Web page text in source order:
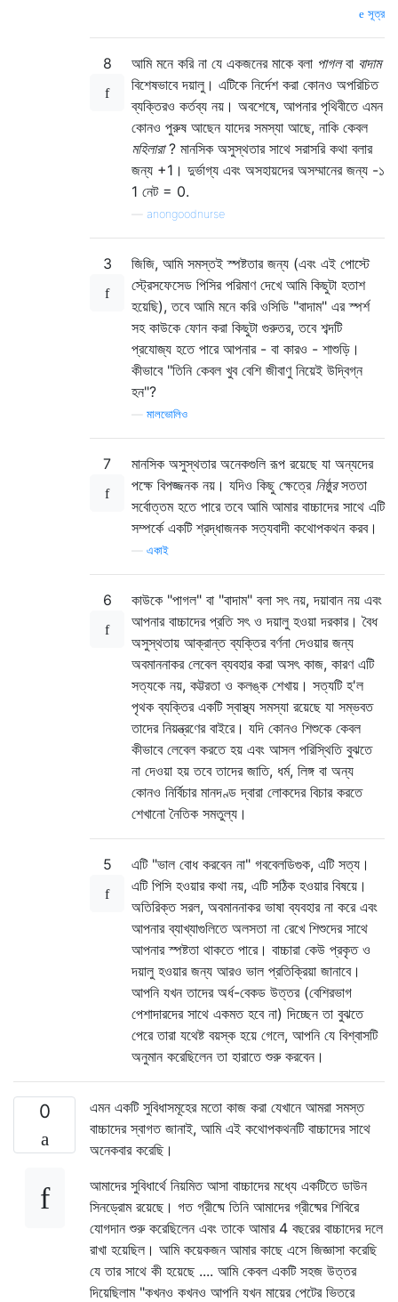
সূত্র
8 আমি মনে করি না যে একজনের মাকে বলা পাগলবা বাদাম
বিশেষভাবে দয়ালু। এটিকে নির্দেশ করা কোনও অপরিচিত
ব্যক্তিরও কর্তব্য নয়। অবশেষে, আপনার পৃথিবীতে এমন
কোনও পুরুষ আছেন যাদের সমস্যা আছে, নাকি কেবল
মহিলারা? মানসিক অসুস্থতার সাথে সরাসরি কথা বলার
জন্য +1। দুর্ভাগ্য এবং অসহায়দের অসম্মানের জন্য -১
1 নেট = 0.
anongoodnurse
3
জিজি, আমি সমস্তই স্পষ্টতার জন্য (এবং এই পোস্টে
স্ট্রেসফেসেড পিসির পরিমাণ দেখে আমি কিছুটা হতাশ
হয়েছি), তবে আমি মনে করি ওসিডি "বাদাম" এর স্পর্শ
সহ কাউকে ফোন করা কিছুটা গুরুতর, তবে শব্দটি
প্রযোজ্য হতে পারে আপনার - বা কারও - শাশুড়ি।
কীভাবে "তিনি কেবল খুব বেশি জীবাণু নিয়েই উদ্বিগ্ন
হন"?
মালভোলিও
7
মানসিক অসুস্থতার অনেকগুলি রূপ রয়েছে যা অন্যদের
পক্ষে বিপজ্জনক নয়। যদিও কিছু ক্ষেত্রে নিষ্ঠুরসততা
সর্বোত্তম হতে পারে তবে আমি আমার বাচ্চাদের সাথে এটি
সম্পর্কে একটি শ্রদ্ধাজনক সত্যবাদী কথোপকথন করব।
একাই
6
কাউকে "পাগল" বা "বাদাম" বলা সৎ নয়, দয়াবান নয় এবং
আপনার বাচ্চাদের প্রতি সৎ ও দয়ালু হওয়া দরকার। বৈধ
অসুস্থতায় আক্রান্ত ব্যক্তির বর্ণনা দেওয়ার জন্য
অবমাননাকর লেবেল ব্যবহার করা অসৎ কাজ, কারণ এটি
সত্যকে নয়, কট্টরতা ও কলঙ্ক শেখায়। সত্যটি হ'ল
পৃথক ব্যক্তির একটি স্বাস্থ্য সমস্যা রয়েছে যা সম্ভবত
তাদের নিয়ন্ত্রণের বাইরে। যদি কোনও শিশুকে কেবল
কীভাবে লেবেল করতে হয় এবং আসল পরিস্থিতি বুঝতে
না দেওয়া হয় তবে তাদের জাতি, ধর্ম, লিঙ্গ বা অন্য
কোনও নির্বিচার মানদণ্ড দ্বারা লোকদের বিচার করতে
শেখানো নৈতিক সমতুল্য।
5
এটি "ভাল বোধ করবেন না" গববেলডিগুক, এটি সত্য।
এটি পিসি হওয়ার কথা নয়, এটি সঠিক হওয়ার বিষয়ে।
অতিরিক্ত সরল, অবমাননাকর ভাষা ব্যবহার না করে এবং
আপনার ব্যাখ্যাগুলিতে অলসতা না রেখে শিশুদের সাথে
আপনার স্পষ্টতা থাকতে পারে। বাচ্চারা কেউ প্রকৃত ও
দয়ালু হওয়ার জন্য আরও ভাল প্রতিক্রিয়া জানাবে।
আপনি যখন তাদের অর্ধ-বেকড উত্তর (বেশিরভাগ
পেশাদারদের সাথে একমত হবে না) দিচ্ছেন তা বুঝতে
পেরে তারা যথেষ্ট বয়স্ক হয়ে গেলে, আপনি যে বিশ্বাসটি
অনুমান করেছিলেন তা হারাতে শুরু করবেন।
0
এমন একটি সুবিধাসমূহের মতো কাজ করা যেখানে আমরা সমস্ত
বাচ্চাদের স্বাগত জানাই, আমি এই কথোপকথনটি বাচ্চাদের সাথে
অনেকবার করেছি।
আমাদের সুবিধার্থে নিয়মিত আসা বাচ্চাদের মধ্যে একটিতে ডাউন
সিনড্রোম রয়েছে। গত গ্রীষ্মে তিনি আমাদের গ্রীষ্মের শিবিরে
যোগদান শুরু করেছিলেন এবং তাকে আমার 4 বছরের বাচ্চাদের দলে
রাখা হয়েছিল। আমি কয়েকজন আমার কাছে এসে জিজ্ঞাসা করেছি
যে তার সাথে কী হয়েছে .... আমি কেবল একটি সহজ উত্তর
দিয়েছিলাম "কখনও কখনও আপনি যখন মায়ের পেটের ভিতরে